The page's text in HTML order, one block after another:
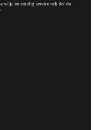
välja en smidig service och där du